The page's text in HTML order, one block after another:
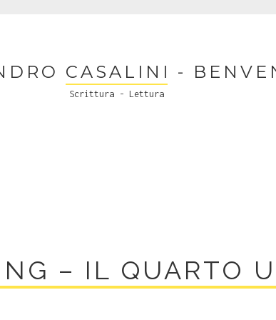
CASALINI -
Scrittura - Lettura
– IL QUARTO